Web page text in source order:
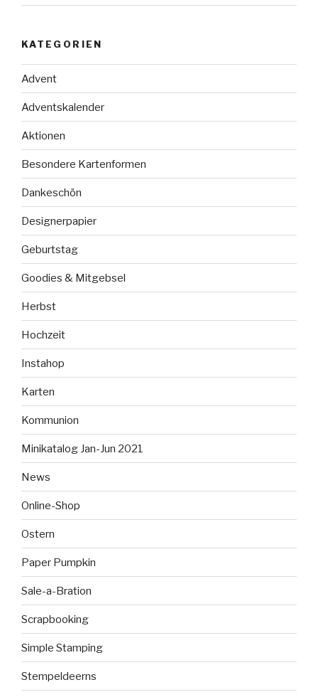
KATEGORIEN
Advent
Adventskalender
Aktionen
Besondere Kartenformen
Dankeschön
Designerpapier
Geburtstag
Goodies & Mitgebsel
Herbst
Hochzeit
Instahop
Karten
Kommunion
Minikatalog Jan-Jun 2021
News
Online-Shop
Ostern
Paper Pumpkin
Sale-a-Bration
Scrapbooking
Simple Stamping
Stempeldeerns